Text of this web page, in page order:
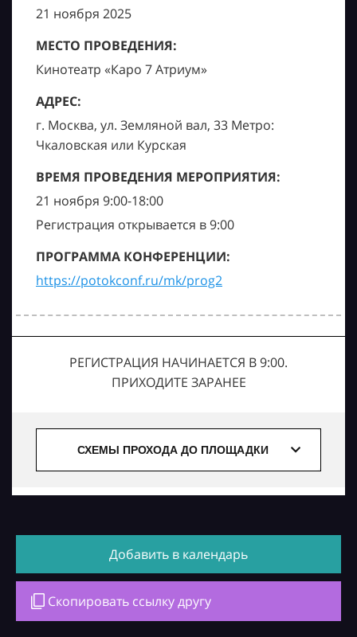
21 ноября 2025
МЕСТО ПРОВЕДЕНИЯ:
Кинотеатр «Каро 7 Атриум»
АДРЕС:
г. Москва, ул. Земляной вал, 33 Метро:
Чкаловская или Курская
ВРЕМЯ ПРОВЕДЕНИЯ МЕРОПРИЯТИЯ:
21 ноября 9:00-18:00
Регистрация открывается в 9:00
ПРОГРАММА КОНФЕРЕНЦИИ:
https://potokconf.ru/mk/prog2
РЕГИСТРАЦИЯ НАЧИНАЕТСЯ В 9:00.
ПРИХОДИТЕ ЗАРАНЕЕ
СХЕМЫ ПРОХОДА ДО ПЛОЩАДКИ
Добавить в календарь
Скопировать ссылку другу